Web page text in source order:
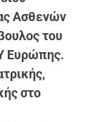
Ασθενών
του
Ευρώπης.
στο